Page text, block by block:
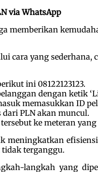
via WhatsApp
memberikan
cara yang
ini 08122123123.
dengan ketik
memasukkan ID
PLN akan muncul.
ke meteran
meningkatkan
terganggu.
langkah yang